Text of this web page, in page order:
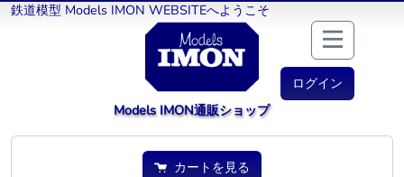
鉄道模型 Models IMON WEBSITEへようこそ
ログイン
Models IMON通販ショップ
カートを見る